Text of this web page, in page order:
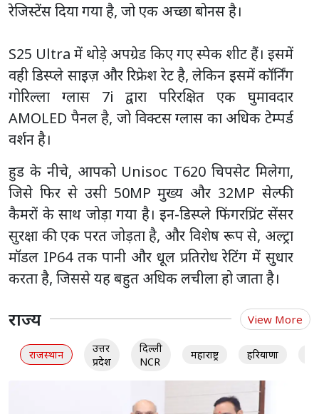
रेजिस्टेंस दिया गया है, जो एक अच्छा बोनस है।
S25 Ultra में थोड़े अपग्रेड किए गए स्पेक शीट हैं। इसमें
वही डिस्प्ले साइज़ और रिफ्रेश रेट है, लेकिन इसमें कॉर्निंग
गोरिल्ला ग्लास 7i द्वारा परिरक्षित एक घुमावदार
AMOLED पैनल है, जो विक्टस ग्लास का अधिक टेम्पर्ड
वर्शन है।
हुड के नीचे, आपको Unisoc T620 चिपसेट मिलेगा,
जिसे फिर से उसी 50MP मुख्य और 32MP सेल्फी
कैमरों के साथ जोड़ा गया है। इन-डिस्प्ले फिंगरप्रिंट सेंसर
सुरक्षा की एक परत जोड़ता है, और विशेष रूप से, अल्ट्रा
मॉडल IP64 तक पानी और धूल प्रतिरोध रेटिंग में सुधार
करता है, जिससे यह बहुत अधिक लचीला हो जाता है।
राज्य View More
राजस्थान
उत्तर
प्रदेश
दिल्ली
NCR
महाराष्ट्र हरियाणा